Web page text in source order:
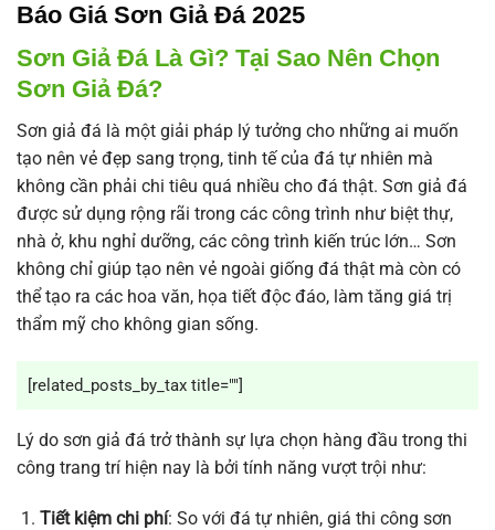
Báo Giá Sơn Giả Đá 2025
Sơn Giả Đá Là Gì? Tại Sao Nên Chọn
Sơn Giả Đá?
Sơn giả đá là một giải pháp lý tưởng cho những ai muốn
tạo nên vẻ đẹp sang trọng, tinh tế của đá tự nhiên mà
không cần phải chi tiêu quá nhiều cho đá thật. Sơn giả đá
được sử dụng rộng rãi trong các công trình như biệt thự,
nhà ở, khu nghỉ dưỡng, các công trình kiến trúc lớn… Sơn
không chỉ giúp tạo nên vẻ ngoài giống đá thật mà còn có
thể tạo ra các hoa văn, họa tiết độc đáo, làm tăng giá trị
thẩm mỹ cho không gian sống.
[related_posts_by_tax title=""]
Lý do sơn giả đá trở thành sự lựa chọn hàng đầu trong thi
công trang trí hiện nay là bởi tính năng vượt trội như:
Tiết kiệm chi phí: So với đá tự nhiên, giá thi công sơn